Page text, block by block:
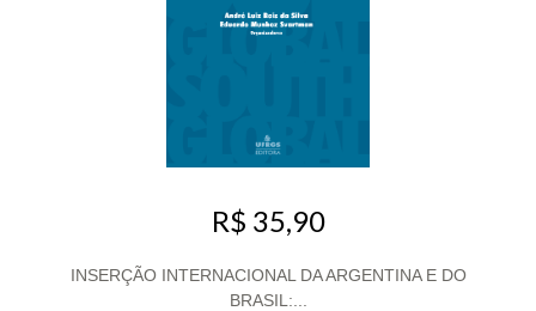
R$ 35,90
INSERÇÃO INTERNACIONAL DA ARGENTINA E DO
BRASIL:...